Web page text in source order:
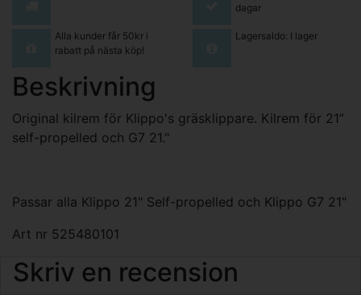
dagar
Alla kunder får 50kr i
rabatt på nästa köp!
Lagersaldo: I lager
Beskrivning
Original kilrem för Klippo's gräsklippare. Kilrem för 21”
self-propelled och G7 21."
Passar alla Klippo 21" Self-propelled och Klippo G7 21"
Art nr 525480101
Skriv en recension